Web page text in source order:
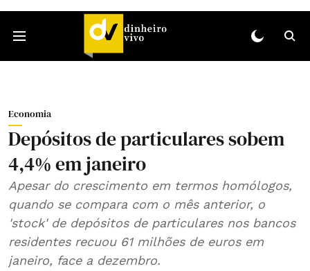
Economia
Depósitos de particulares sobem
4,4% em janeiro
Apesar do crescimento em termos homólogos,
quando se compara com o mês anterior, o
'stock' de depósitos de particulares nos bancos
residentes recuou 61 milhões de euros em
janeiro, face a dezembro.